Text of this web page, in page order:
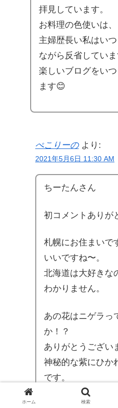
拝見しています。
お料理の色使いは
主婦歴長い私はい
ながら反省してい
楽しいブログをい
ます😊
ぺこりーの より:
2021年5月6日 11:30 AM
ちーたんさん
初コメントありが
札幌にお住まいで
いいですね〜。
北海道は大好きな
わかりません。
あの花はニゲラっ
か！？
ありがとうござい
神秘的な紫にひか
です。
ブログを楽しみに
ホーム 検索